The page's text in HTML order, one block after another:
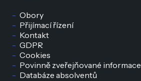
Obory
Přijímací řízení
Kontakt
GDPR
Cookies
Povinně zveřejňované informace
Databáze absolventů